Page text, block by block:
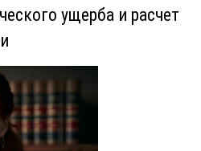
ущерба и расчет